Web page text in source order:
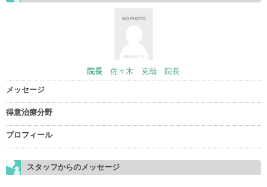
院長 佐々木 克哉 院長
メッセージ
得意治療分野
プロフィール
スタッフからのメッセージ